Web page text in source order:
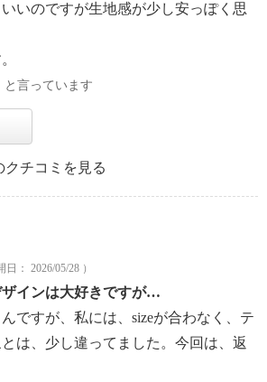
いのですが生地感が少し安っぽく思
と言っています
クチコミを見る
日： 2026/05/28 ）
インは大好きですが…
ですが、私には、sizeが合わなく、テ
は、少し違ってました。今回は、返